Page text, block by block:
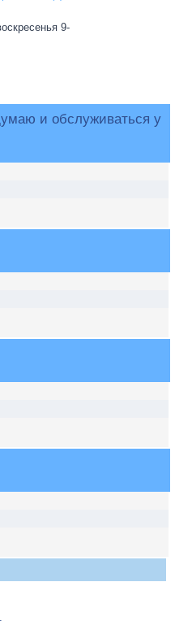
9-
и обслуживаться у